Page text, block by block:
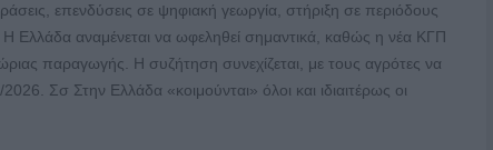
επενδύσεις σε ψηφιακή γεωργία, στήριξη σε περιόδους
Ελλάδα αναμένεται να ωφεληθεί σημαντικά, καθώς η νέα ΚΓΠ
παραγωγής. Η συζήτηση συνεχίζεται, με τους αγρότες να
Σσ Στην Ελλάδα «κοιμούνται» όλοι και ιδιαιτέρως οι